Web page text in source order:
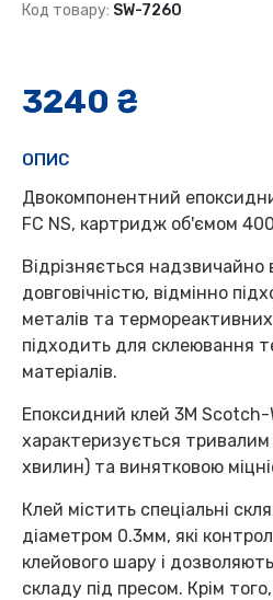
3240 ₴
Код товару: SW-7260
ОПИС
Двокомпонентний
FC NS, картридж об'ємом
Відрізняється надзвичайно
довговічністю, відмінно
металів та
підходить для склеювання
матеріалів.
Епоксидний клей 3M
характеризується
хвилин) та винятковою
Клей містить спеціальні
діаметром 0.3мм, які
клейового шару і
складу під пресом. Крім